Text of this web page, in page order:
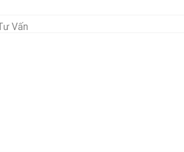
Vấn